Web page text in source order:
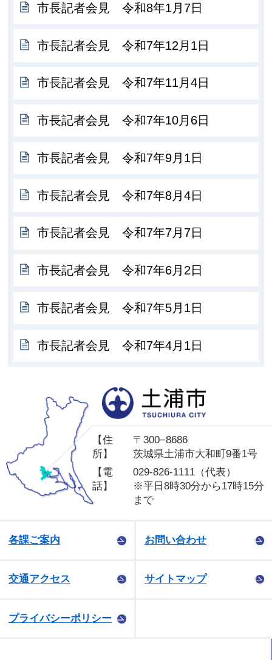
市長記者会見 令和8年1月7日
市長記者会見 令和7年12月1日
市長記者会見 令和7年11月4日
市長記者会見 令和7年10月6日
市長記者会見 令和7年9月1日
市長記者会見 令和7年8月4日
市長記者会見 令和7年7月7日
市長記者会見 令和7年6月2日
市長記者会見 令和7年5月1日
市長記者会見 令和7年4月1日
【住
所】
〒300−8686
茨城県土浦市大和町9番1号
【電
話】
029-826-1111（代表）
※平日8時30分から17時15分
まで
各課ご案内 お問い合わせ
交通アクセス サイトマップ
プライバシーポリシー